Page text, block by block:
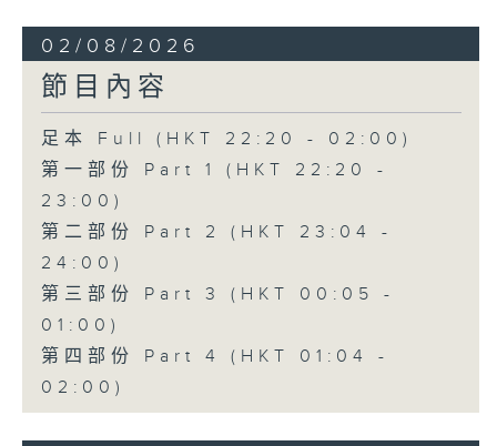
02/08/2026
節目內容
足本 Full (HKT 22:20 - 02:00)
第一部份 Part 1 (HKT 22:20 -
23:00)
第二部份 Part 2 (HKT 23:04 -
24:00)
第三部份 Part 3 (HKT 00:05 -
01:00)
第四部份 Part 4 (HKT 01:04 -
02:00)